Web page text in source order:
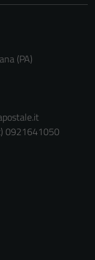
(PA)
0921641050
e non
cookie